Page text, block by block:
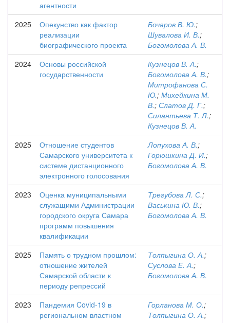
агентности
2025
Опекунство как фактор
реализации
биографического проекта
Бочаров В. Ю.;
Шувалова И. В.;
Богомолова А. В.
2024
Основы российской
государственности
Кузнецов В. А.;
Богомолова А. В.;
Митрофанова С.
Ю.; Михейкина М.
В.; Слатов Д. Г.;
Силантьева Т. Л.;
Кузнецов В. А.
2025
Отношение студентов
Самарского университета к
системе дистанционного
электронного голосования
Лопухова А. В.;
Горюшкина Д. И.;
Богомолова А. В.
2023
Оценка муниципальными
служащими Администрации
городского округа Самара
программ повышения
квалификации
Трегубова Л. С.;
Васькина Ю. В.;
Богомолова А. В.
2025
Память о трудном прошлом:
отношение жителей
Самарской области к
периоду репрессий
Толпыгина О. А.;
Суслова Е. А.;
Богомолова А. В.
2023
Пандемия Covid-19 в
региональном властном
Горланова М. О.;
Толпыгина О. А.;